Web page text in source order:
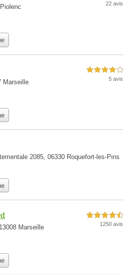
22 avis
Marseille
4,0 étoiles sur 5
5 avis
2085, 06330 Roquefort-les-Pins
Marseille
4,5 étoiles sur 5
1250 avis